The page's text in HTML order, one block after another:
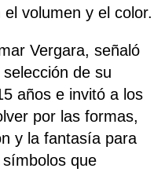
volumen y el color.
Vergara, señaló
de su
años e invitó a los
por las formas,
y la fantasía para
que